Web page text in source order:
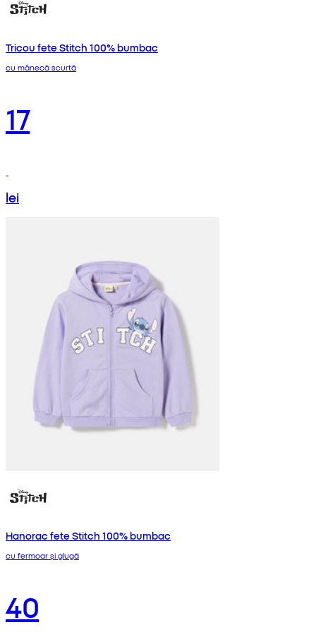
Tricou fete Stitch 100% bumbac
cu mânecă scurtă
17
lei
Hanorac fete Stitch 100% bumbac
cu fermoar și glugă
40